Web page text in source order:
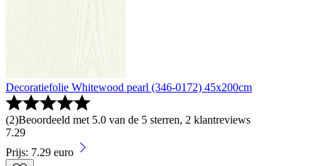
Decoratiefolie Whitewood pearl (346-0172) 45x200cm
(2)Beoordeeld met 5.0 van de 5 sterren, 2 klantreviews
7.29
Prijs: 7.29 euro